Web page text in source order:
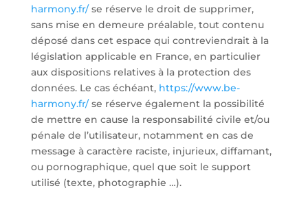
harmony.fr/se réserve le droit de supprimer,
sans mise en demeure préalable, tout contenu
déposé dans cet espace qui contreviendrait à la
législation applicable en France, en particulier
aux dispositions relatives à la protection des
données. Le cas échéant, https://www.be-
harmony.fr/se réserve également la possibilité
de mettre en cause la responsabilité civile et/ou
pénale de l’utilisateur, notamment en cas de
message à caractère raciste, injurieux, diffamant,
ou pornographique, quel que soit le support
utilisé (texte, photographie …).